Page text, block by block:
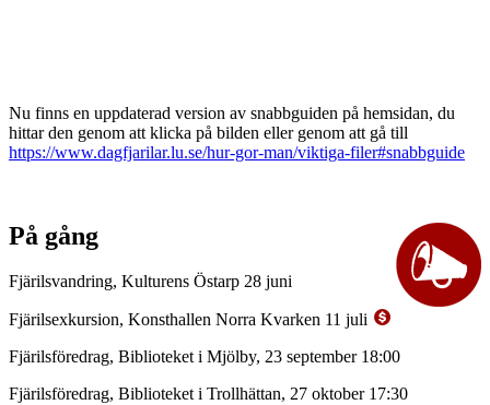
Nu finns en uppdaterad version av snabbguiden på hemsidan, du
hittar den genom att klicka på bilden eller genom att gå till
https://www.dagfjarilar.lu.se/hur-gor-man/viktiga-filer#snabbguide
På gång
Fjärilsvandring, Kulturens Östarp 28 juni
Fjärilsexkursion, Konsthallen Norra Kvarken 11 juli
Fjärilsföredrag, Biblioteket i Mjölby, 23 september 18:00
Fjärilsföredrag, Biblioteket i Trollhättan, 27 oktober 17:30